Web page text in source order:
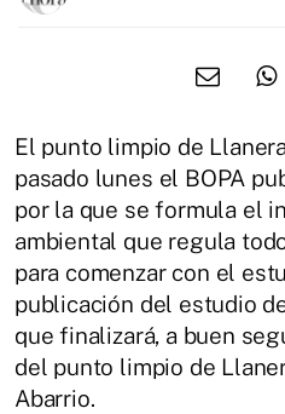
El punto limpio de
pasado lunes el BOPA
por la que se formula el
ambiental que regula
para comenzar con el
publicación del estudio
que finalizará, a buen
del punto limpio de
Abarrio.